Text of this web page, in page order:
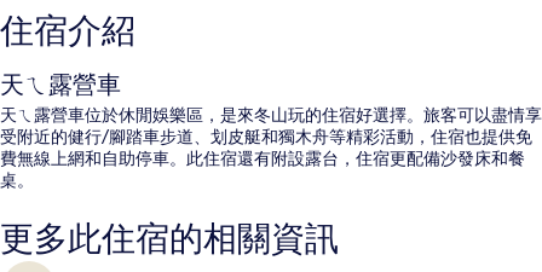
住宿介紹
天ㄟ露營車
天ㄟ露營車位於休閒娛樂區，是來冬山玩的住宿好選擇。旅客可以盡情享
受附近的健行/腳踏車步道、划皮艇和獨木舟等精彩活動，住宿也提供免
費無線上網和自助停車。此住宿還有附設露台，住宿更配備沙發床和餐
桌。
更多此住宿的相關資訊